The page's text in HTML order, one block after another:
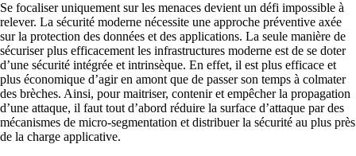
Se focaliser uniquement sur les menaces devient un défi impossible à
relever. La sécurité moderne nécessite une approche préventive axée
sur la protection des données et des applications. La seule manière de
sécuriser plus efficacement les infrastructures moderne est de se doter
d’une sécurité intégrée et intrinsèque. En effet, il est plus efficace et
plus économique d’agir en amont que de passer son temps à colmater
des brèches. Ainsi, pour maitriser, contenir et empêcher la propagation
d’une attaque, il faut tout d’abord réduire la surface d’attaque par des
mécanismes de micro-segmentation et distribuer la sécurité au plus près
de la charge applicative.